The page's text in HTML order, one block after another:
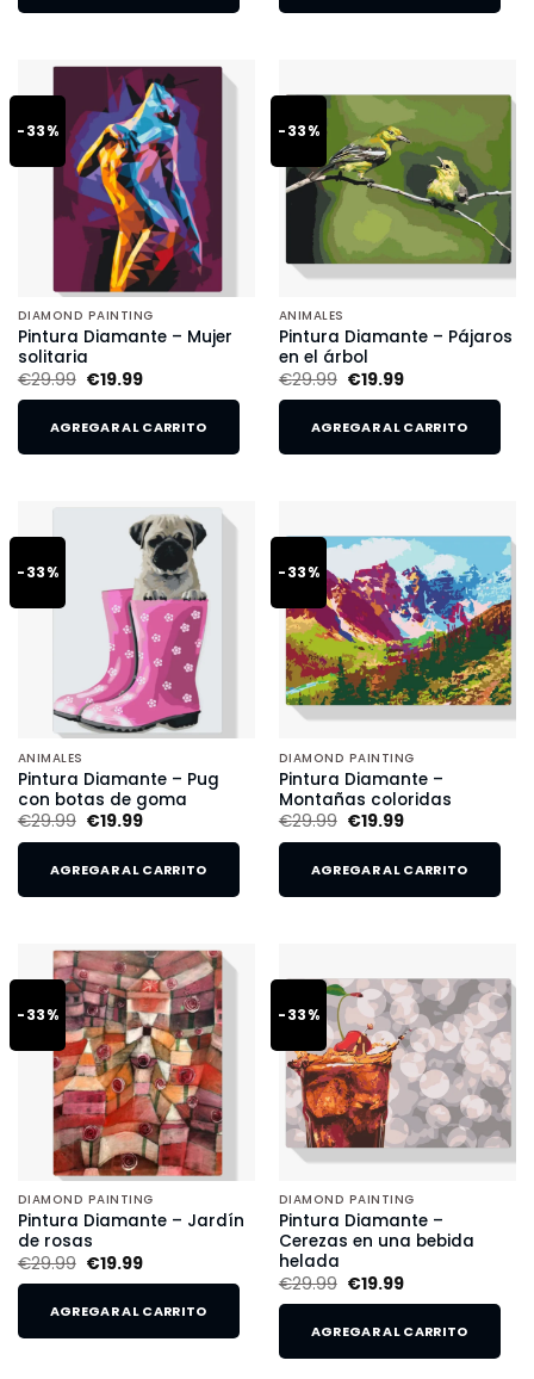
-33%
DIAMOND PAINTING
Pintura Diamante – Mujer
solitaria
€29.99 €19.99
AGREGAR AL CARRITO
-33%
ANIMALES
Pintura Diamante – Pájaros
en el árbol
€29.99 €19.99
AGREGAR AL CARRITO
-33%
ANIMALES
Pintura Diamante – Pug
con botas de goma
€29.99 €19.99
AGREGAR AL CARRITO
-33%
DIAMOND PAINTING
Pintura Diamante –
Montañas coloridas
€29.99 €19.99
AGREGAR AL CARRITO
-33%
DIAMOND PAINTING
Pintura Diamante – Jardín
de rosas
€29.99 €19.99
AGREGAR AL CARRITO
-33%
DIAMOND PAINTING
Pintura Diamante –
Cerezas en una bebida
helada
€29.99 €19.99
AGREGAR AL CARRITO